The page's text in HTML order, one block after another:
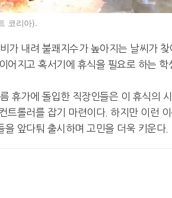
코리아).
가 내려 불쾌지수가 높아지는 날씨가
어지고 혹서기에 휴식을 필요로 하는
휴가에 돌입한 직장인들은 이 휴식의
트롤러를 잡기 마련이다. 하지만 이런
을 앞다퉈 출시하며 고민을 더욱 키운다.